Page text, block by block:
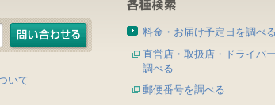
いて
料金・お届け予定日を調べる
直営店・取扱店・ドライバ
調べる
郵便番号を調べる